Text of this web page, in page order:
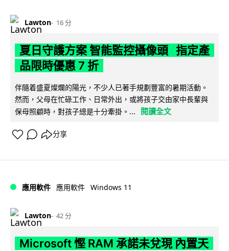
Lawton 16 分
夏日守護方案 智能監控攝像頭 指定產
品限時優惠 7 折
伴隨着盛夏燦爛的陽光，不少人已著手規劃豐富的暑期活動。
然而，父母在忙碌工作、日常外出，或將孩子交由家中長輩與
保母照顧時，對孩子總是十分牽掛。...
閱讀全文
分享
應用軟件 應用軟件 Windows 11
Lawton 42 分
Microsoft 慳 RAM 承諾未兌現 內置天